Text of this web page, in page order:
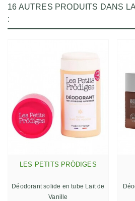
16 AUTRES PRODUITS DANS
:
LES PETITS PRÖDIGES
Déodorant solide en tube Lait de
Vanille